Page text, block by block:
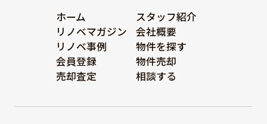
ホーム
スタッフ紹介
リノベマガジン
会社概要
リノベ事例
物件を探す
会員登録
物件売却
売却査定
相談する